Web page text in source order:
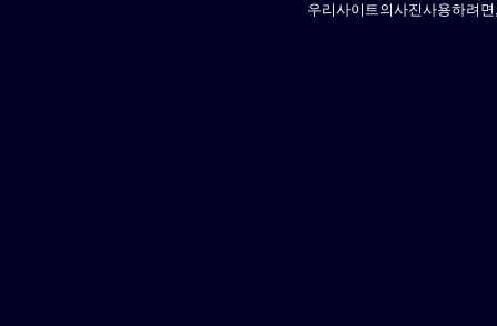
우리사이트의사진사용하려